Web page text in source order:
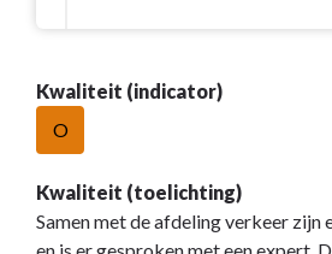
Kwaliteit (indicator)
O
Kwaliteit (toelichting)
Samen met de afdeling verkeer zijn